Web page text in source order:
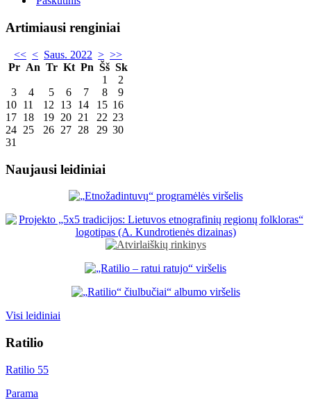
Artimiausi renginiai
<< < Saus. 2022 > >>
Pr An Tr Kt Pn Šš Sk
1
2
3
4 5 6 7 8
9
10 11 12 13 14 15 16
17 18 19 20 21 22 23
24 25 26 27 28 29 30
31
Naujausi leidiniai
Visi leidiniai
Ratilio
Ratilio 55
Parama